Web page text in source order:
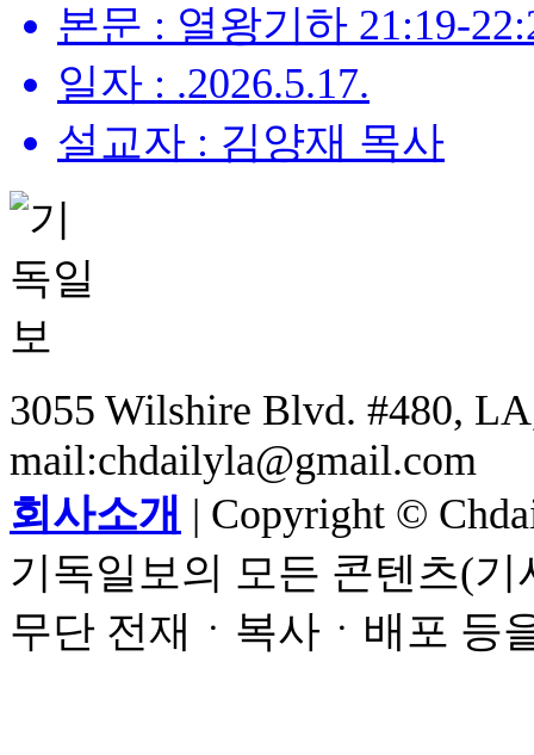
본문 : 열왕기하 21:19-
일자 : .2026.5.17.
설교자 : 김양재 목사
3055 Wilshire Blvd. #480,
mail:chdailyla@gmail.com
회사소개 | Copyright ©
기독일보의 모든 콘텐츠(
무단 전재ㆍ복사ㆍ배포 등